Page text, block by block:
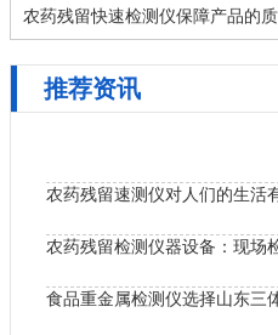
农药残留快速检测仪保障产品的
推荐资讯
农药残留速测仪对人们的生活
农药残留检测仪器设备：现场
食品重金属检测仪选择山东三